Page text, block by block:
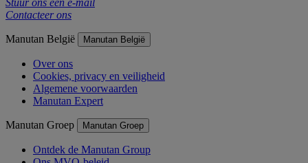
Stuur ons een e-mail
Contacteer ons
Manutan België Manutan België
Over ons
Cookies, privacy en veiligheid
Algemene voorwaarden
Manutan Expert
Manutan Groep Manutan Groep
Ontdek de Manutan Group